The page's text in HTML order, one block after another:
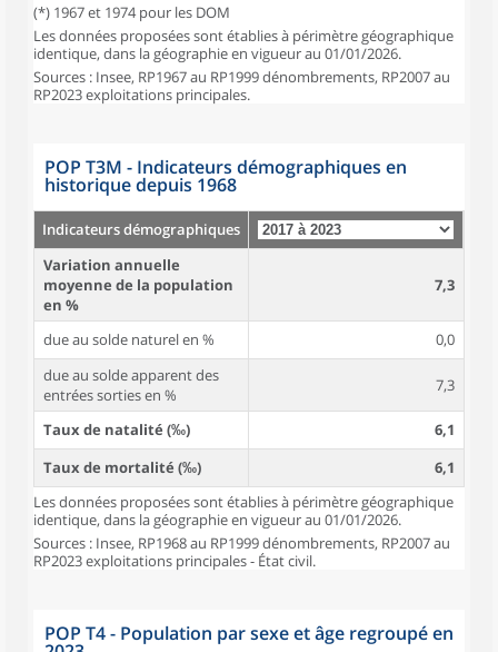
(*) 1967 et 1974 pour les DOM
Les données proposées sont établies à périmètre géographique
identique, dans la géographie en vigueur au 01/01/2026.
Sources : Insee, RP1967 au RP1999 dénombrements, RP2007 au
RP2023 exploitations principales.
POP T3M - Indicateurs démographiques en
historique depuis 1968
Indicateurs démographiques
Variation annuelle
moyenne de la population
en %
7,3
due au solde naturel en %
0,0
due au solde apparent des
entrées sorties en %
7,3
Taux de natalité (‰)
6,1
Taux de mortalité (‰)
6,1
Les données proposées sont établies à périmètre géographique
identique, dans la géographie en vigueur au 01/01/2026.
Sources : Insee, RP1968 au RP1999 dénombrements, RP2007 au
RP2023 exploitations principales - État civil.
POP T4 - Population par sexe et âge regroupé en